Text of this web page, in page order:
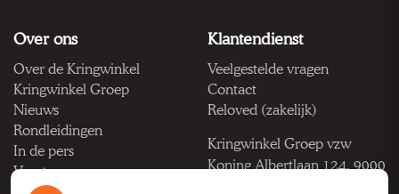
Over ons
Over de Kringwinkel
Kringwinkel Groep
Nieuws
Rondleidingen
In de pers
Vacatures
Klantendienst
Veelgestelde vragen
Contact
Reloved (zakelijk)
Kringwinkel Groep vzw
Koning Albertlaan 124, 9000